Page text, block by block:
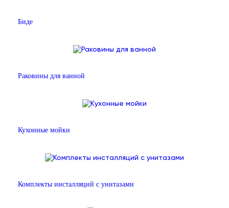
Биде
Раковины для ванной
Кухонные мойки
Комплекты инсталляций с унитазами